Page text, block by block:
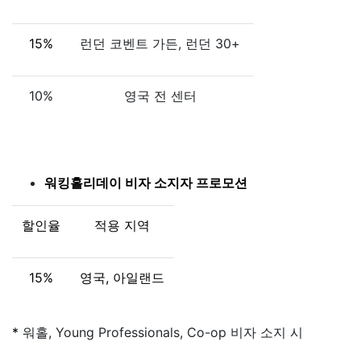
15% 런던 코벤트 가든, 런던 30+
10% 영국 전 센터
워킹홀리데이 비자 소지자 프로모션
할인율 적용 지역
15% 영국, 아일랜드
* 워홀, Young Professionals, Co-op 비자 소지 시